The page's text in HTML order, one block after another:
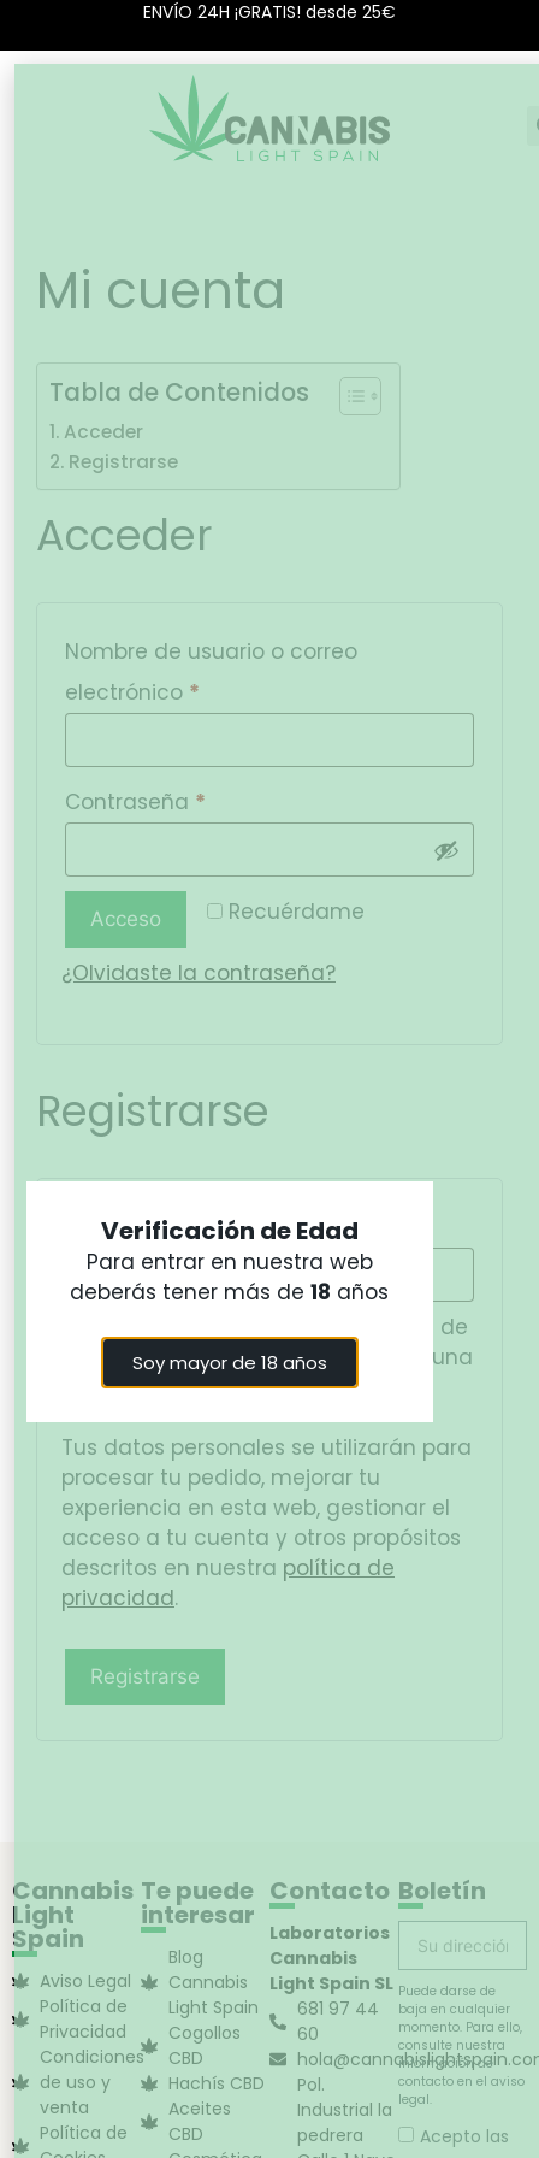
ENVÍO 24H ¡GRATIS! desde 25€
Mi cuenta
Tabla de Contenidos
Acceder
Registrarse
Acceder
Nombre de usuario o correo
electrónico *
Contraseña *
Recuérdame
Acceso
¿Olvidaste la contraseña?
Registrarse
Dirección de correo electrónico
Se enviará un enlace a tu dirección de
correo electrónico para establecer una
nueva contraseña.
Tus datos personales se utilizarán para
procesar tu pedido, mejorar tu
experiencia en esta web, gestionar el
acceso a tu cuenta y otros propósitos
descritos en nuestra política de
privacidad.
Registrarse
Cannabis
Light
Spain
Aviso Legal
Política de
Privacidad
Condiciones
de uso y
venta
Política de
Te puede
interesar
Blog
Cannabis
Light Spain
Cogollos
CBD
Hachís CBD
Aceites
CBD
Contacto
Laboratorios
Cannabis
Light Spain SL
681 97 44
60
Pol.
Industrial la
pedrera
Boletín
Puede darse de
baja en cualquier
momento. Para ello,
consulte nuestra
información de
contacto en el aviso
legal.
Acepto las
Verificación de Edad
Para entrar en nuestra web
deberás tener más de18 años
Soy mayor de 18 años